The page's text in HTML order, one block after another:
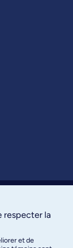
respecter la
et de